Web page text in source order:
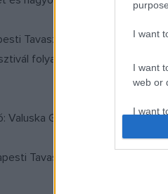
I want
I want
web or
I want
Tavaszi Fesztivál 2020.
folyamatosan bővülő
Gábor, 2019.
Tavaszi Fesztivál